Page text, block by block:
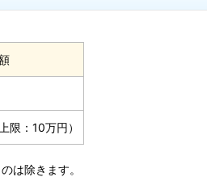
限：10万円）
は除きます。